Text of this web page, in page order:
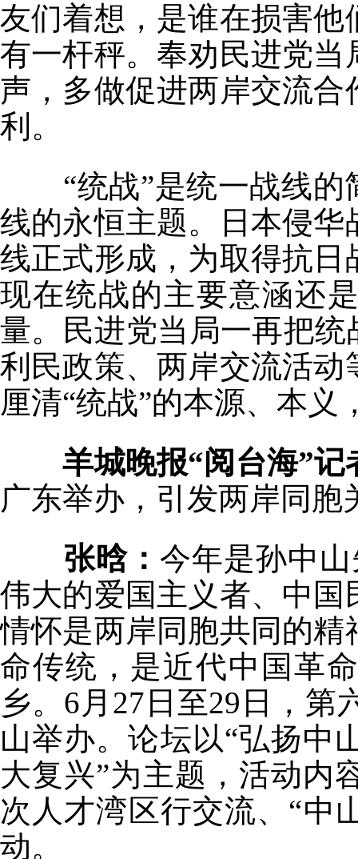
友们着想，是谁在损害
有一杆秤。奉劝民进党
声，多做促进两岸交流
利。
“统战”是统一战线的
线的永恒主题。日本侵
线正式形成，为取得抗
现在统战的主要意涵还
量。民进党当局一再把
利民政策、两岸交流活
厘清“统战”的本源、本
羊城晚报“阅台海”记
广东举办，引发两岸同
张晗： 今年是孙中
伟大的爱国主义者、中
情怀是两岸同胞共同的
命传统，是近代中国革
乡。6月27日至29日，
山举办。论坛以“弘扬中
大复兴”为主题，活动内
次人才湾区行交流、“中
动。